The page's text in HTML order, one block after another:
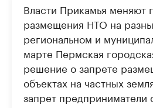
Крупнейшие производители
продавцы медийной
Ознакомьтесь с информацией в каталоге
Власти Прикамья меняют
размещения НТО на
региональном и
марте Пермская
решение о запрете
объектах на частных
запрет предприниматели